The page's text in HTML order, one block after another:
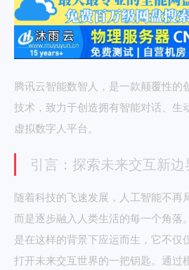
腾讯云智能数智人，是一款颠覆性的
技术，致力于创造拥有智能对话、生
虚拟数字人平台。
引言：探索未来交互新边
随着科技的飞速发展，人工智能不再
而是逐步融入人类生活的每一个角落
是在这样的背景下应运而生，它不仅
打开未来交互世界的一把钥匙。通过